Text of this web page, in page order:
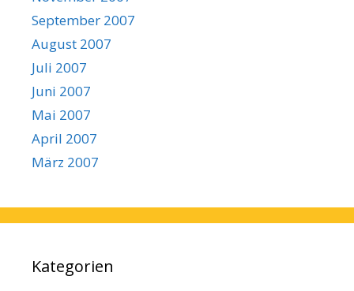
September 2007
August 2007
Juli 2007
Juni 2007
Mai 2007
April 2007
März 2007
Kategorien